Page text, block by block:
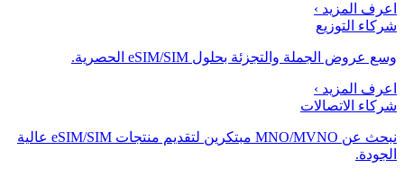
اعرف المزيد ›
شركاء التوزيع
وسع عروض الجملة والتجزئة بحلول eSIM/SIM الحصرية.
اعرف المزيد ›
شركاء الاتصالات
نبحث عن MNO/MVNO مبتكرين لتقديم منتجات eSIM/SIM عالية
الجودة.